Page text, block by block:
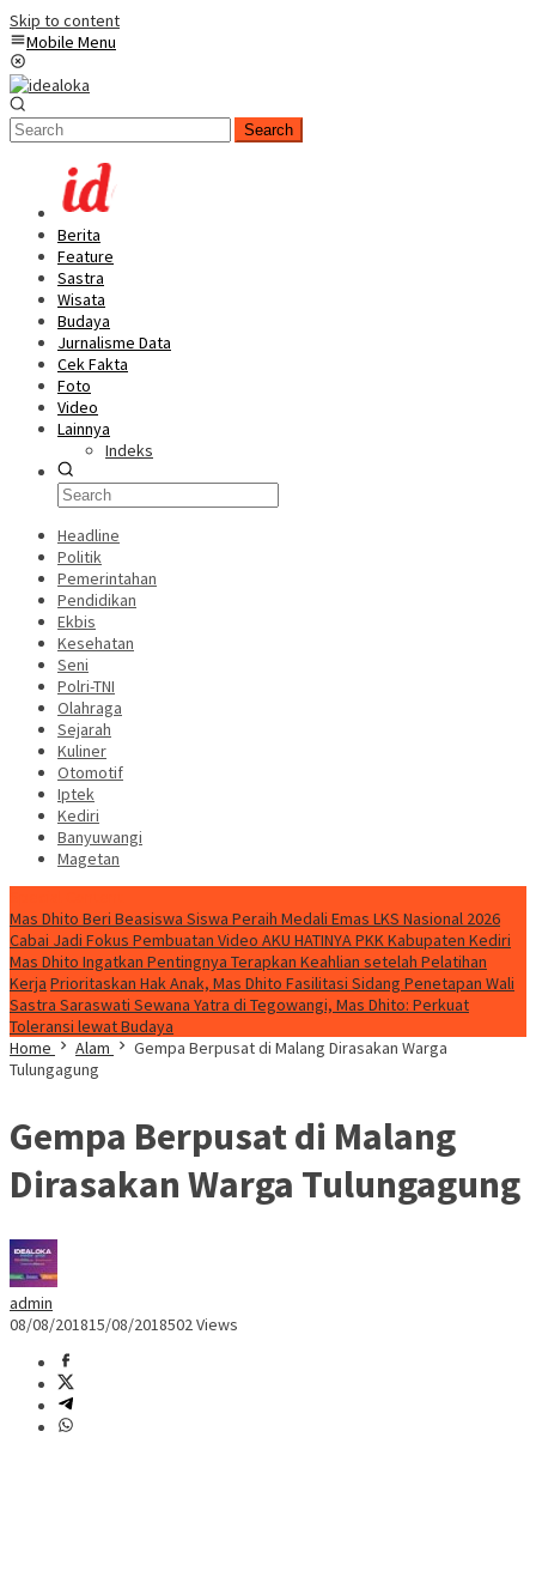
Skip to content
Mobile Menu
Search
Berita
Feature
Sastra
Wisata
Budaya
Jurnalisme Data
Cek Fakta
Foto
Video
Lainnya
Indeks
Headline
Politik
Pemerintahan
Pendidikan
Ekbis
Kesehatan
Seni
Polri-TNI
Olahraga
Sejarah
Kuliner
Otomotif
Iptek
Kediri
Banyuwangi
Magetan
Mas Dhito Beri Beasiswa Siswa Peraih Medali Emas LKS Nasional 2026
Cabai Jadi Fokus Pembuatan Video AKU HATINYA PKK Kabupaten Kediri
Mas Dhito Ingatkan Pentingnya Terapkan Keahlian setelah Pelatihan
Kerja Prioritaskan Hak Anak, Mas Dhito Fasilitasi Sidang Penetapan Wali
Sastra Saraswati Sewana Yatra di Tegowangi, Mas Dhito: Perkuat
Toleransi lewat Budaya
Home
Alam
Gempa Berpusat di Malang Dirasakan Warga
Tulungagung
Gempa Berpusat di Malang
Dirasakan Warga Tulungagung
admin
08/08/201815/08/2018502 Views